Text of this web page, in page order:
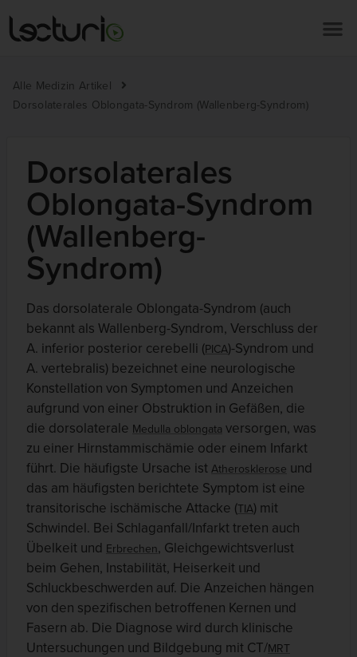
Alle Medizin Artikel
Dorsolaterales Oblongata-Syndrom (Wallenberg-Syndrom)
Dorsolaterales
Oblongata-Syndrom
(Wallenberg-
Syndrom)
Das dorsolaterale Oblongata-Syndrom (auch
bekannt als Wallenberg-Syndrom, Verschluss der
A. inferior posterior cerebelli (PICA)-Syndrom und
A. vertebralis) bezeichnet eine neurologische
Konstellation von Symptomen und Anzeichen
aufgrund von einer Obstruktion in Gefäßen, die
die dorsolaterale Medulla oblongata versorgen, was
zu einer Hirnstammischämie oder einem Infarkt
führt. Die häufigste Ursache ist Atherosklerose und
das am häufigsten berichtete Symptom ist eine
transitorische ischämische Attacke (TIA) mit
Schwindel. Bei Schlaganfall/Infarkt treten auch
Übelkeit und Erbrechen, Gleichgewichtsverlust
beim Gehen, Instabilität, Heiserkeit und
Schluckbeschwerden auf. Die Anzeichen hängen
von den spezifischen betroffenen Kernen und
Fasern ab. Die Diagnose wird durch klinische
Untersuchungen und Bildgebung mit CT/MRT